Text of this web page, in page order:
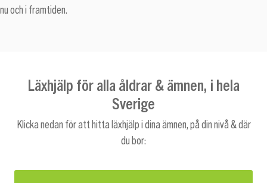
nu och i framtiden.
Läxhjälp för alla åldrar & ämnen, i hela
Sverige
Klicka nedan för att hitta läxhjälp i dina ämnen, på din nivå & där
du bor: